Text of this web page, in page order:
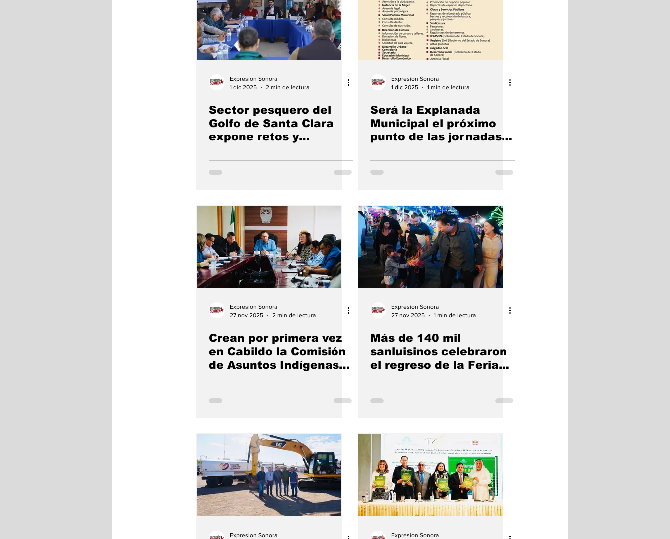
Expresion Sonora
1 dic 2025
2 min de lectura
Sector pesquero del
Golfo de Santa Clara
expone retos y
Congreso de Sonora
Expresion Sonora
1 dic 2025
1 min de lectura
Será la Explanada
Municipal el próximo
punto de las jornadas
por amor a San Luis”
Expresion Sonora
27 nov 2025
2 min de lectura
Crean por primera vez
en Cabildo la Comisión
de Asuntos Indígenas
Expresion Sonora
27 nov 2025
1 min de lectura
Más de 140 mil
sanluisinos celebraron
el regreso de la Feria
Expresion Sonora
Expresion Sonora